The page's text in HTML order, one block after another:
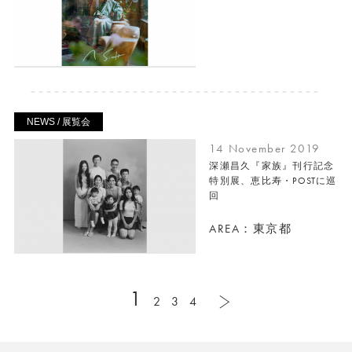
NEWS / 展覧会
14 November 2019
深瀬昌久『家族』刊行記念
特別展、恵比寿・POSTに巡
回
AREA：東京都
1 2 3 4